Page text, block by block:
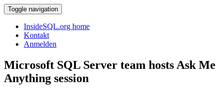
Toggle navigation
InsideSQL.org home
Kontakt
Anmelden
Microsoft SQL Server team hosts Ask Me
Anything session